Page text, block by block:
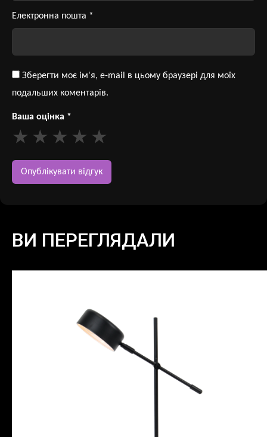
Електронна пошта *
Зберегти моє ім'я, e-mail в цьому браузері для моїх
подальших коментарів.
Ваша оцінка *
ВИ ПЕРЕГЛЯДАЛИ